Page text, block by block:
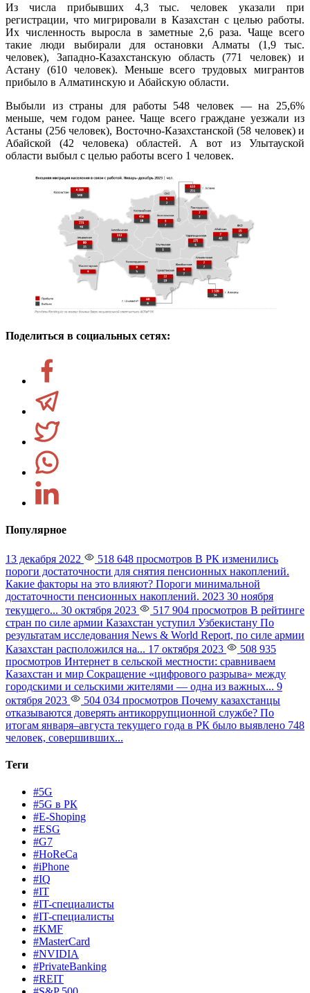
Из числа прибывших 4,3 тыс. человек указали при
регистрации, что мигрировали в Казахстан с целью работы.
Их численность выросла в заметные 2,6 раза. Чаще всего
такие люди выбирали для остановки Алматы (1,9 тыс.
человек), Западно-Казахстанскую область (771 человек) и
Астану (610 человек). Меньше всего трудовых мигрантов
прибыло в Алматинскую и Абайскую области.
Выбыли из страны для работы 548 человек — на 25,6%
меньше, чем годом ранее. Чаще всего граждане уезжали из
Астаны (256 человек), Восточно-Казахстанской (58 человек) и
Абайской (42 человека) областей. А вот из Улытауской
области выбыл с целью работы всего 1 человек.
Поделиться в социальных сетях:
Популярное
13 декабря 2022 518 648 просмотров В РК изменились
пороги достаточности для снятия пенсионных накоплений.
Какие факторы на это влияют? Пороги минимальной
достаточности пенсионных накоплений. 2023 30 ноября
текущего... 30 октября 2023 517 904 просмотров В рейтинге
стран по силе армии Казахстан уступил Узбекистану По
результатам исследования News & World Report, по силе армии
Казахстан расположился на... 17 октября 2023
508 935
просмотров Интернет в сельской местности: сравниваем
Казахстан и мир Сокращение «цифрового разрыва» между
городскими и сельскими жителями — одна из важных... 9
октября 2023
504 034 просмотров Почему казахстанцы
отказываются доверять антикоррупционной службе? По
итогам января–августа текущего года в РК было выявлено 748
человек, совершивших...
Теги
#5G
#5G в РК
#E-Shoping
#ESG
#G7
#HoReCa
#iPhone
#IQ
#IT
#IT-специалисты
#IT-специалисты
#KMF
#MasterCard
#NVIDIA
#PrivateBanking
#REIT